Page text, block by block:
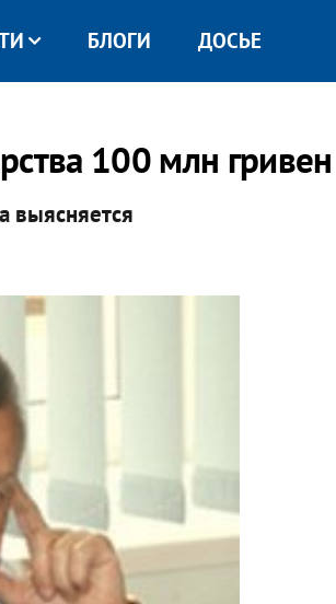
БЛОГИ ДОСЬЕ
100 млн гривен
выясняется